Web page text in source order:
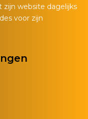
zijn website dagelijks
voor zijn